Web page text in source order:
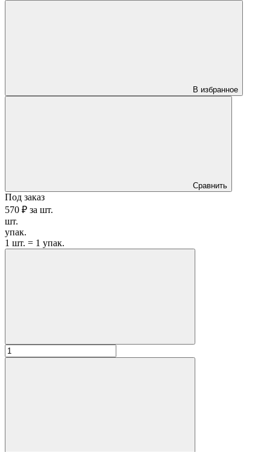
В избранное
Сравнить
Под заказ
570 ₽ за шт.
шт.
упак.
1 шт. = 1 упак.